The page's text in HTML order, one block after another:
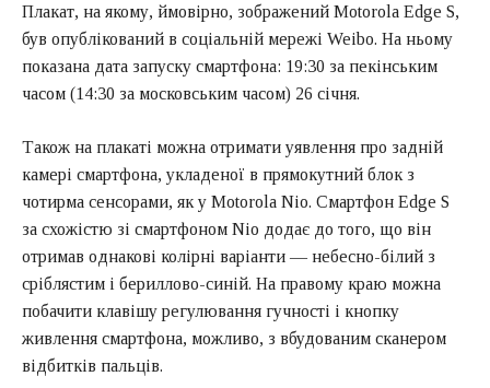
Плакат, на якому, ймовірно, зображений Motorola Edge S,
був опублікований в соціальній мережі Weibo. На ньому
показана дата запуску смартфона: 19:30 за пекінським
часом (14:30 за московським часом) 26 січня.
Також на плакаті можна отримати уявлення про задній
камері смартфона, укладеної в прямокутний блок з
чотирма сенсорами, як у Motorola Nio. Смартфон Edge S
за схожістю зі смартфоном Nio додає до того, що він
отримав однакові колірні варіанти — небесно-білий з
сріблястим і бериллово-синій. На правому краю можна
побачити клавішу регулювання гучності і кнопку
живлення смартфона, можливо, з вбудованим сканером
відбитків пальців.